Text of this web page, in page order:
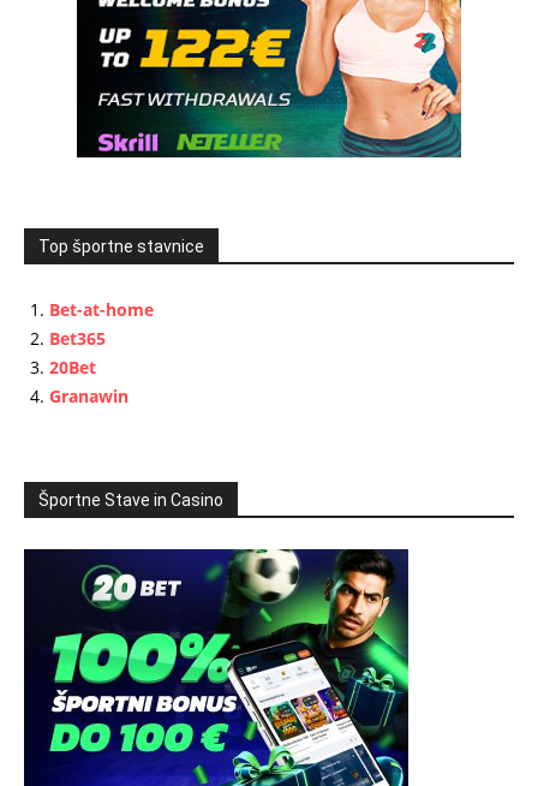
Top športne stavnice
Bet-at-home
Bet365
20Bet
Granawin
Športne Stave in Casino